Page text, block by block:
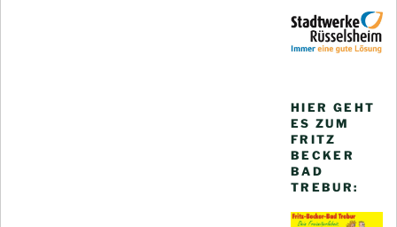
HIER GEHT
ES ZUM
FRITZ
BECKER
BAD
TREBUR: